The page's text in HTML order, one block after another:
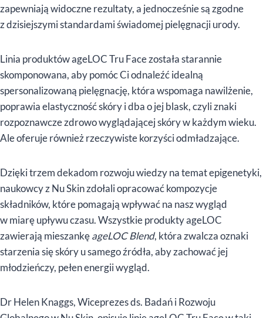
zapewniają widoczne rezultaty, a jednocześnie są zgodne
z dzisiejszymi standardami świadomej pielęgnacji urody.
Linia produktów ageLOC Tru Face została starannie
skomponowana, aby pomóc Ci odnaleźć idealną
spersonalizowaną pielęgnację, która wspomaga nawilżenie,
poprawia elastyczność skóry i dba o jej blask, czyli znaki
rozpoznawcze zdrowo wyglądającej skóry w każdym wieku.
Ale oferuje również rzeczywiste korzyści odmładzające.
Dzięki trzem dekadom rozwoju wiedzy na temat epigenetyki,
naukowcy z Nu Skin zdołali opracować kompozycje
składników, które pomagają wpływać na nasz wygląd
w miarę upływu czasu. Wszystkie produkty ageLOC
zawierają mieszankęageLOC Blend, która zwalcza oznaki
starzenia się skóry u samego źródła, aby zachować jej
młodzieńczy, pełen energii wygląd.
Dr Helen Knaggs, Wiceprezes ds. Badań i Rozwoju